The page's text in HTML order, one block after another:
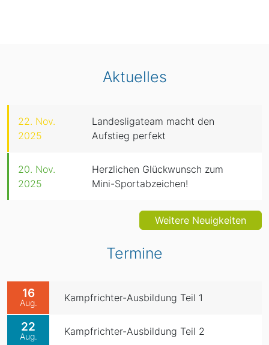
Aktuelles
22. Nov.
2025
Landesligateam macht den
Aufstieg perfekt
20. Nov.
2025
Herzlichen Glückwunsch zum
Mini-Sportabzeichen!
Weitere Neuigkeiten
Termine
16
Aug. Kampfrichter-Ausbildung Teil 1
22
Aug. Kampfrichter-Ausbildung Teil 2